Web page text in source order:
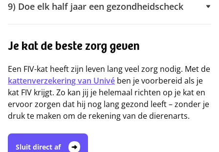
9) Doe elk half jaar een gezondheidscheck
Je kat de beste zorg geven
Een FIV-kat heeft zijn leven lang veel zorg nodig. Met de
kattenverzekering van Univé ben je voorbereid als je
kat FIV krijgt. Zo kan jij je helemaal richten op je kat en
ervoor zorgen dat hij nog lang gezond leeft – zonder je
druk te maken om de rekening van de dierenarts.
Sluit direct af